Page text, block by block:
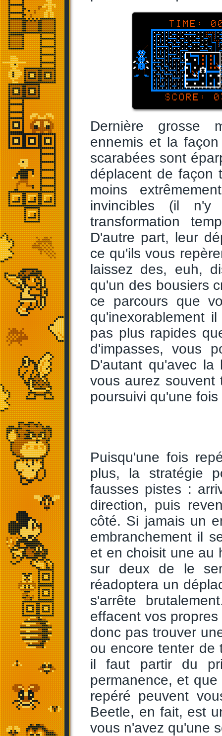
Dernière grosse
ennemis et la
scarabées sont
déplacent de façon
moins
invincibles (il
transformation
D'autre part, leur
ce qu'ils vous
laissez des, euh,
qu'un des bousiers
ce parcours que
qu'inexorablement
pas plus rapides
d'impasses, vous
D'autant qu'avec
vous aurez
poursuivi qu'une
Puisqu'une fois
plus, la stratégie
fausses pistes :
direction, puis
côté. Si jamais un
embranchement il
et en choisit une au
sur deux de le
réadoptera un
s'arrête
effacent vos
donc pas trouver
ou encore tenter de
il faut partir du
permanence, et
repéré peuvent
Beetle, en fait, est
vous n'avez qu'une